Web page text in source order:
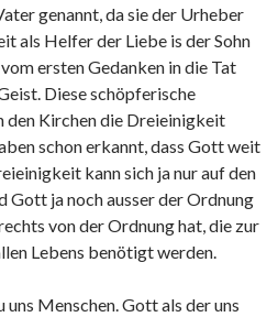
genannt, da sie der Urheber
als Helfer der Liebe is der Sohn
ersten Gedanken in die Tat
Diese schöpferische
Kirchen die Dreieinigkeit
schon erkannt, dass Gott weit
kann sich ja nur auf den
Gott ja noch ausser der Ordnung
von der Ordnung hat, die zur
Lebens benötigt werden.
uns Menschen. Gott als der uns